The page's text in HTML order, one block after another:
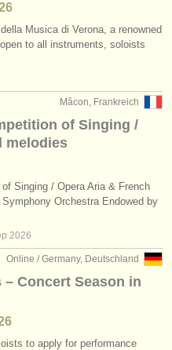
Musica di Verona, a renowned
to all instruments, soloists
Mâcon, Frankreich
of Singing /
melodies
of Singing / Opera Aria & French
Orchestra Endowed by
2026
Online / Germany, Deutschland
Concert Season in
to apply for performance